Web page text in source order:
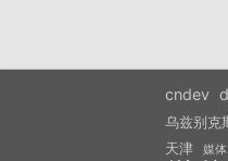
cndev
乌兹别克
天津 媒体